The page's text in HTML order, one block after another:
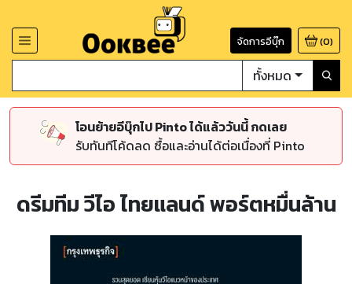
จัดการอีบุ๊ก (0)
ทั้งหมด
โอนย้ายอีบุ๊กไป Pinto ได้แล้ววันนี้ กดเลย
รับทันทีโค้ดลด ซื้อและอ่านได้ต่อเนื่องที่ Pinto
ดรีมทีม วีไอ ไทยแลนด์ พอร์ตหมื่นล้าน